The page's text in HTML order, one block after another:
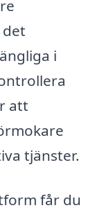
i
att
tjänster.
får du